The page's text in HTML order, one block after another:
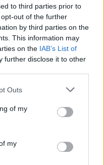
to third parties prior to
out of the further
by third parties on the
This information may
on the IAB’s List of
further disclose it to other
Outs
of my
my
της. Με κάλεσε
κι άλλες φορές.
φαινόταν γύρω στα
ούτε είδα να
να είπε ο
του
όσο και ο
δικηγόρο ο οποίος
Εν συνεχεία και
την εντολή προς